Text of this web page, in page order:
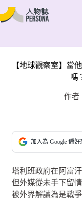
【地球觀察室】當
嗎
作者
加入為 Google 偏好
塔利班政府在阿富
但外媒從未手下留
被外界解讀為是戰